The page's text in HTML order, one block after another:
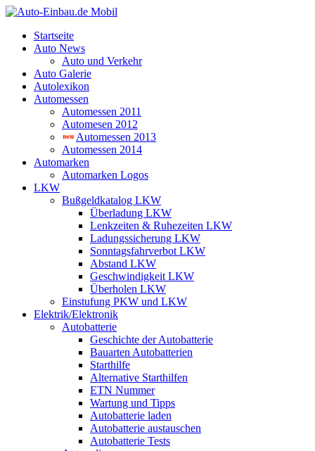
Startseite
Auto News
Auto und Verkehr
Auto Galerie
Autolexikon
Automessen
Automessen 2011
Automesen 2012
Automessen 2013
Automessen 2014
Automarken
Automarken Logos
LKW
Bußgeldkatalog LKW
Überladung LKW
Lenkzeiten & Ruhezeiten LKW
Ladungssicherung LKW
Sonntagsfahrverbot LKW
Abstand LKW
Geschwindigkeit LKW
Überholen LKW
Einstufung PKW und LKW
Elektrik/Elektronik
Autobatterie
Geschichte der Autobatterie
Bauarten Autobatterien
Starthilfe
Alternative Starthilfen
ETN Nummer
Wartung und Tipps
Autobatterie laden
Autobatterie austauschen
Autobatterie Tests